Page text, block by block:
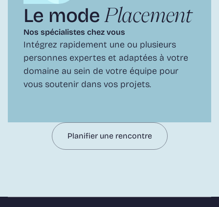
Le mode Placement
Nos spécialistes chez vous
Intégrez rapidement une ou plusieurs
personnes expertes et adaptées à votre
domaine au sein de votre équipe pour
vous soutenir dans vos projets.
Planifier une rencontre
Planifier une rencontre